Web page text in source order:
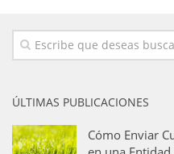
ÚLTIMAS PUBLICACIONES
Cómo Enviar